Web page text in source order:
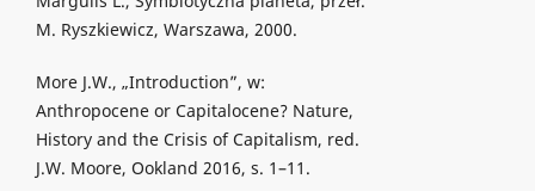
M. Ryszkiewicz, Warszawa, 2000.
More J.W., „Introduction”, w:
Anthropocene or Capitalocene? Nature,
History and the Crisis of Capitalism, red.
J.W. Moore, Ookland 2016, s. 1–11.